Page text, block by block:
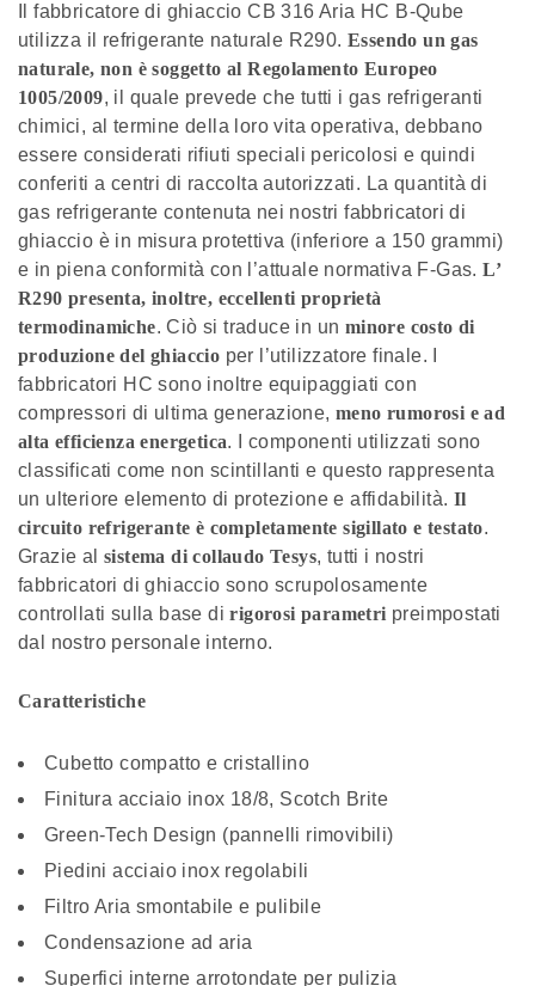
Il fabbricatore di ghiaccio CB 316 Aria HC B-Qube
utilizza il refrigerante naturale R290. Essendo un gas
naturale, non è soggetto al Regolamento Europeo
1005/2009, il quale prevede che tutti i gas refrigeranti
chimici, al termine della loro vita operativa, debbano
essere considerati rifiuti speciali pericolosi e quindi
conferiti a centri di raccolta autorizzati. La quantità di
gas refrigerante contenuta nei nostri fabbricatori di
ghiaccio è in misura protettiva (inferiore a 150 grammi)
e in piena conformità con l’attuale normativa F-Gas. L’
R290 presenta, inoltre, eccellenti proprietà
termodinamiche. Ciò si traduce in un minore costo di
produzione del ghiaccio per l’utilizzatore finale. I
fabbricatori HC sono inoltre equipaggiati con
compressori di ultima generazione, meno rumorosi e ad
alta efficienza energetica. I componenti utilizzati sono
classificati come non scintillanti e questo rappresenta
un ulteriore elemento di protezione e affidabilità. Il
circuito refrigerante è completamente sigillato e testato.
Grazie alsistema di collaudo Tesys, tutti i nostri
fabbricatori di ghiaccio sono scrupolosamente
controllati sulla base dirigorosi parametri preimpostati
dal nostro personale interno.
Caratteristiche
Cubetto compatto e cristallino
Finitura acciaio inox 18/8, Scotch Brite
Green-Tech Design (pannelli rimovibili)
Piedini acciaio inox regolabili
Filtro Aria smontabile e pulibile
Condensazione ad aria
Superfici interne arrotondate per pulizia